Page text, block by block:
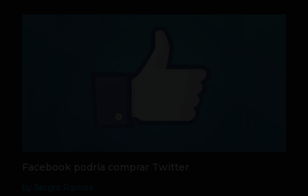
Facebook podría comprar Twitter